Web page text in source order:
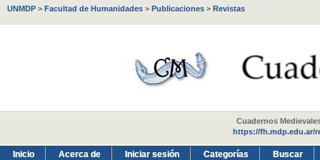
UNMDP > Facultad de Humanidades > Publicaciones > Revistas
Cuadernos
https://fh.mdp.edu.ar/
Inicio Acerca de Iniciar sesión Categorías Buscar